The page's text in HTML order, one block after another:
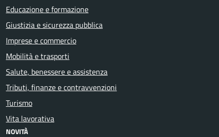
Educazione e formazione
Giustizia e sicurezza pubblica
Imprese e commercio
Mobilità e trasporti
Salute, benessere e assistenza
Tributi, finanze e contravvenzioni
Turismo
Vita lavorativa
NOVITÀ